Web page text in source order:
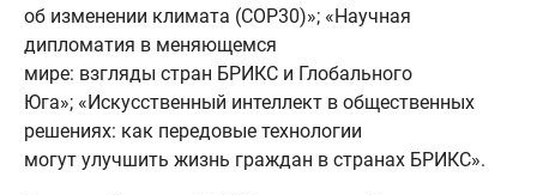
об изменении климата (COP30)»; «Научная
дипломатия в меняющемся
мире: взгляды стран БРИКС и Глобального
Юга»; «Искусственный интеллект в общественных
решениях: как передовые технологии
могут улучшить жизнь граждан в странах БРИКС».